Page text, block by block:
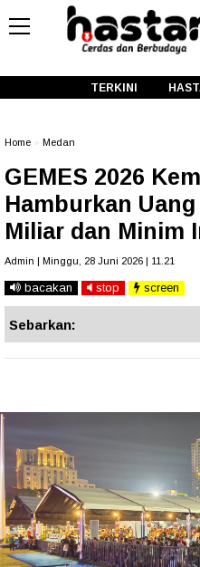
TERKINI
Home Medan
GEMES 2026
Hamburkan
Miliar dan Minim
Admin | Minggu, 28 Juni 2026 | 11.21
bacakan stop screen
Sebarkan: